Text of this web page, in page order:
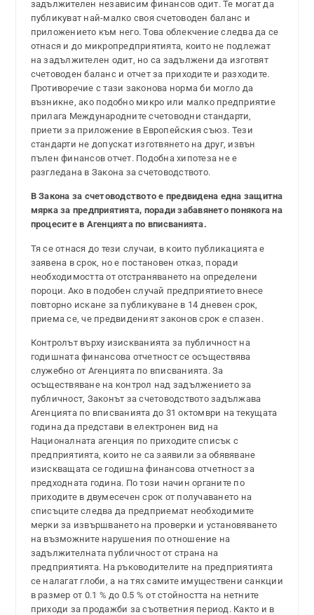
задължителен независим финансов одит. Те могат да
публикуват най-малко своя счетоводен баланс и
приложението към него. Това облекчение следва да се
отнася и до микропредприятията, които не подлежат
на задължителен одит, но са задължени да изготвят
счетоводен баланс и отчет за приходите и разходите.
Противоречие с тази законова норма би могло да
възникне, ако подобно микро или малко предприятие
прилага Международните счетоводни стандарти,
приети за приложение в Европейския съюз. Тези
стандарти не допускат изготвянето на друг, извън
пълен финансов отчет. Подобна хипотеза не е
разгледана в Закона за счетоводството.
В Закона за счетоводството е предвидена една защитна
мярка за предприятията, поради забавянето понякога на
процесите в Агенцията по вписванията.
Тя се отнася до тези случаи, в които публикацията е
заявена в срок, но е постановен отказ, поради
необходимостта от отстраняването на определени
пороци. Ако в подобен случай предприятието внесе
повторно искане за публикуване в 14 дневен срок,
приема се, че предвиденият законов срок е спазен.
Контролът върху изискванията за публичност на
годишната финансова отчетност се осъществява
служебно от Агенцията по вписванията. За
осъществяване на контрол над задължението за
публичност, Законът за счетоводството задължава
Агенцията по вписванията до 31 октомври на текущата
година да представи в електронен вид на
Националната агенция по приходите списък с
предприятията, които не са заявили за обявяване
изискващата се годишна финансова отчетност за
предходната година. По този начин органите по
приходите в двумесечен срок от получаването на
списъците следва да предприемат необходимите
мерки за извършването на проверки и установяването
на възможните нарушения по отношение на
задължителната публичност от страна на
предприятията. На ръководителите на предприятията
се налагат глоби, а на тях самите имуществени санкции
в размер от 0.1 % до 0.5 % от стойността на нетните
приходи за продажби за съответния период. Както и в